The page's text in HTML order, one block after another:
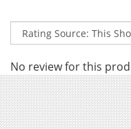
No review for this